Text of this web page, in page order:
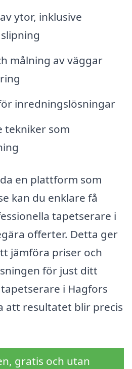
ytor, inklusive
målning av väggar
inredningslösningar
tekniker som
en plattform som
kan du enklare få
tapetserare i
offerter. Detta ger
jämföra priser och
för just ditt
i Hagfors
att resultatet blir precis
gratis och utan